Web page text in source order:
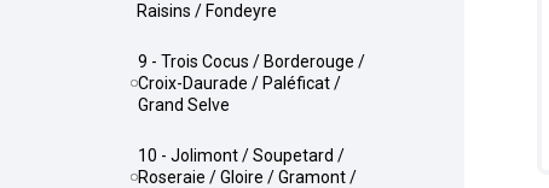
Raisins / Fondeyre
9 - Trois Cocus / Borderouge /
Croix-Daurade / Paléficat /
Grand Selve
10 - Jolimont / Soupetard /
Roseraie / Gloire / Gramont /